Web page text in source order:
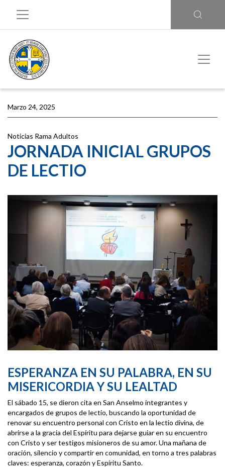
Marzo 24, 2025
Noticias Rama Adultos
JORNADA INICIAL GRUPOS
DE LECTIO
ESPERANZA EN SU PALABRA, EN SU
MISERICORDIA Y SU LEALTAD
El sábado 15, se dieron cita en San Anselmo integrantes y
encargados de grupos de lectio, buscando la oportunidad de
renovar su encuentro personal con Cristo en la lectio divina, de
abrirse a la gracia del Espíritu para dejarse guiar en su encuentro
con Cristo y ser testigos misioneros de su amor. Una mañana de
oración, silencio y compartir en comunidad, en torno a tres palabras
claves: esperanza, corazón y Espíritu Santo.